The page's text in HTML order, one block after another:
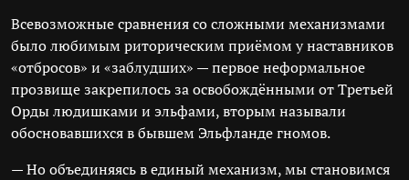
Всевозможные сравнения со сложными механизмами
было любимым риторическим приёмом у наставников
«отбросов» и «заблудших» — первое неформальное
прозвище закрепилось за освобождёнными от Третьей
Орды людишками и эльфами, вторым называли
обосновавшихся в бывшем Эльфланде гномов.
— Но объединяясь в единый механизм, мы становимся